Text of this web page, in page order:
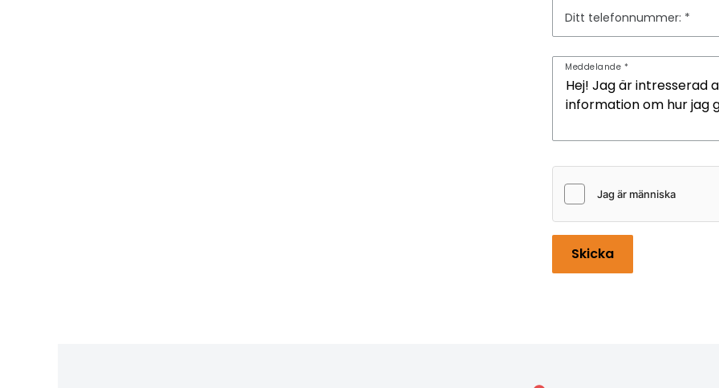
Ditt telefonnummer:
Meddelande
Skicka